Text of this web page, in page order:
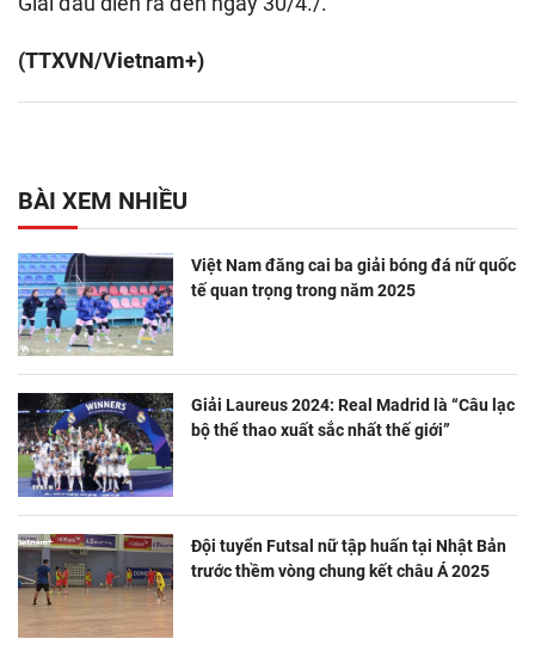
(TTXVN/Vietnam+)
BÀI XEM NHIỀU
Việt Nam đăng cai ba giải bóng đá nữ quốc
tế quan trọng trong năm 2025
Giải Laureus 2024: Real Madrid là “Câu lạc
bộ thể thao xuất sắc nhất thế giới”
Đội tuyển Futsal nữ tập huấn tại Nhật Bản
trước thềm vòng chung kết châu Á 2025